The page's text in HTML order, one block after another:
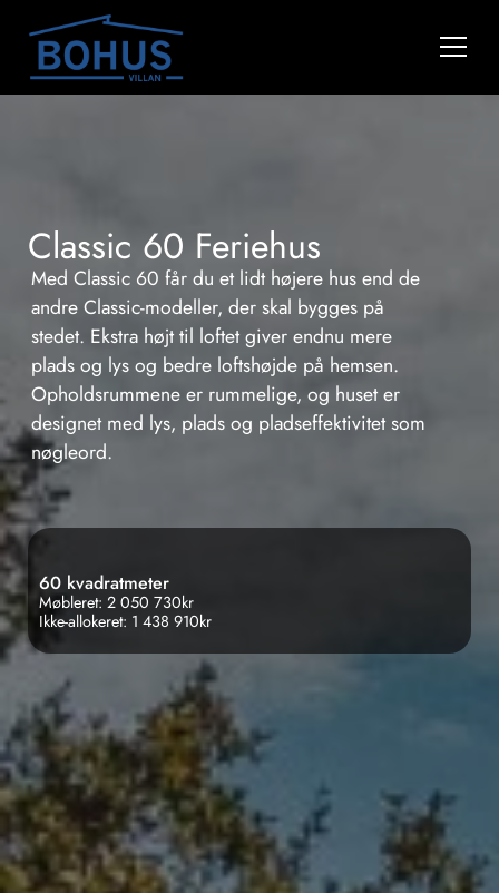
Classic 60 Feriehus
Med Classic 60 får du et lidt højere hus end de
andre Classic-modeller, der skal bygges på
stedet. Ekstra højt til loftet giver endnu mere
plads og lys og bedre loftshøjde på hemsen.
Opholdsrummene er rummelige, og huset er
designet med lys, plads og pladseffektivitet som
nøgleord.
60 kvadratmeter
Møbleret: 2 050 730kr
Ikke-allokeret: 1 438 910kr